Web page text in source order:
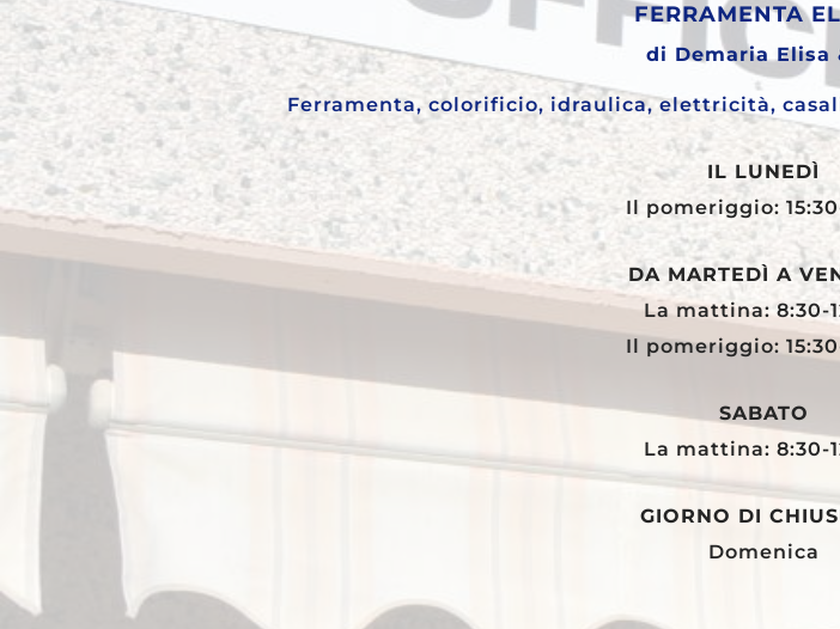
FERRAMENTA
di Demaria Elisa
Ferramenta, colorificio, idraulica, elettricità,
IL LUNEDÌ
Il pomeriggio:
DA MARTEDÌ A
La mattina: 8:30-
Il pomeriggio:
SABATO
La mattina: 8:30-
GIORNO DI
Domenica